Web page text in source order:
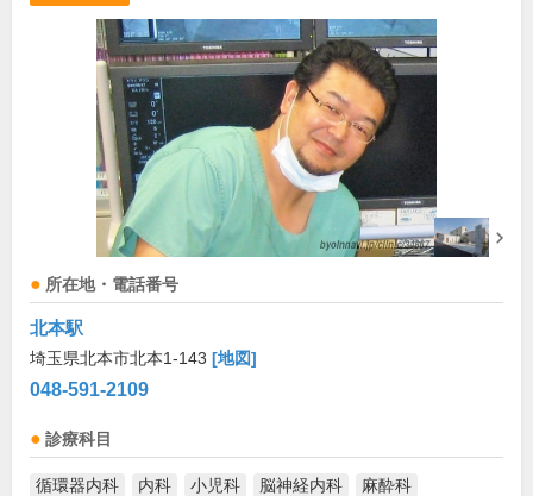
所在地・電話番号
北本駅
埼玉県北本市北本1-143 [地図]
048-591-2109
診療科目
循環器内科 内科 小児科 脳神経内科 麻酔科